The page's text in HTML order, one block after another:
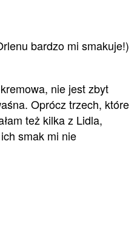
bardzo mi smakuje!)
nie jest zbyt
Oprócz trzech, które
też kilka z Lidla,
smak mi nie